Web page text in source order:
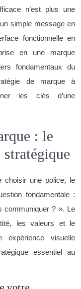
n’est plus une
simple message en
fonctionnelle en
en une marque
fondamentaux du
de marque à
les clés d’une
: le
stratégique
choisir une police, le
fondamentale :
communiquer ? ». Le
les valeurs et le
expérience visuelle
essentiel au